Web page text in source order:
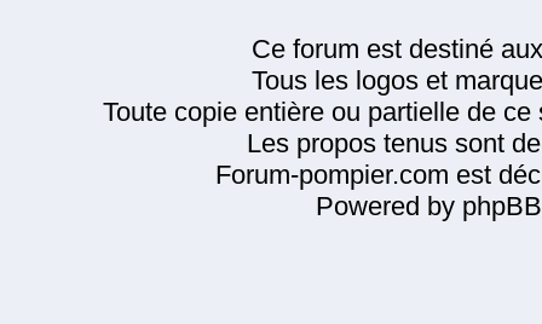
Ce forum est destiné
Tous les logos et
Toute copie entière ou partielle de
Les propos tenus sont
Forum-pompier.com est
Powered by